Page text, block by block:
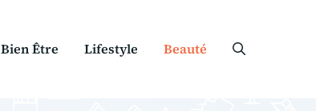
Bien Être Lifestyle Beauté